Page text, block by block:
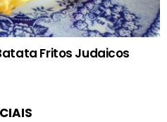
Fritos Judaicos